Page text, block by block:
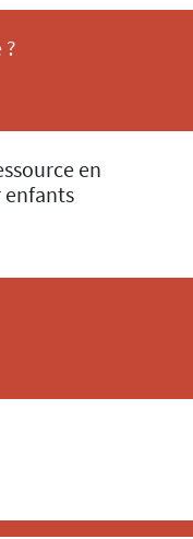
en
enfants